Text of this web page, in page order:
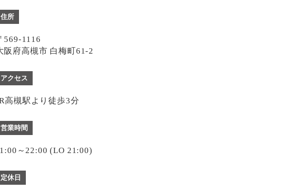
住所
569-1116
阪府高槻市 白梅町61-2
アクセス
高槻駅より徒歩3分
営業時間
～22:00 (LO 21:00)
定休日